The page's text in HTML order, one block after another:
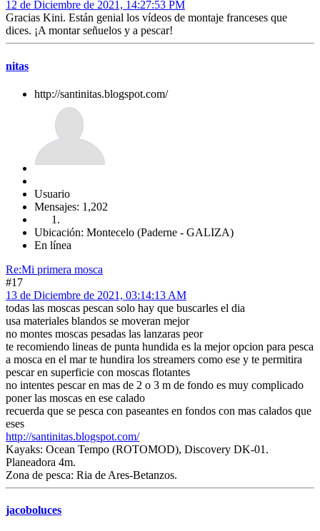
12 de Diciembre de 2021, 14:27:53 PM
Gracias Kini. Están genial los vídeos de montaje franceses que
dices. ¡A montar señuelos y a pescar!
nitas
http://santinitas.blogspot.com/
Usuario
Mensajes: 1,202
Ubicación: Montecelo (Paderne - GALIZA)
En línea
Re:Mi primera mosca
#17
13 de Diciembre de 2021, 03:14:13 AM
todas las moscas pescan solo hay que buscarles el dia
usa materiales blandos se moveran mejor
no montes moscas pesadas las lanzaras peor
te recomiendo lineas de punta hundida es la mejor opcion para pesca
a mosca en el mar te hundira los streamers como ese y te permitira
pescar en superficie con moscas flotantes
no intentes pescar en mas de 2 o 3 m de fondo es muy complicado
poner las moscas en ese calado
recuerda que se pesca con paseantes en fondos con mas calados que
eses
http://santinitas.blogspot.com/
Kayaks: Ocean Tempo (ROTOMOD), Discovery DK-01.
Planeadora 4m.
Zona de pesca: Ria de Ares-Betanzos.
jacoboluces